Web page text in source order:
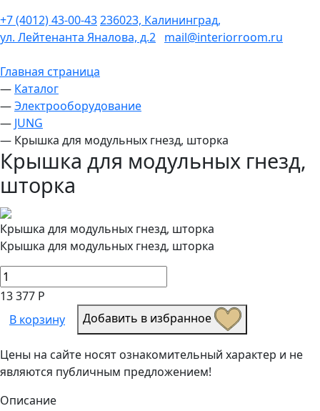
+7 (4012) 43-00-43236023, Калининград,
ул. Лейтенанта Яналова, д.2 mail@interiorroom.ru
Главная страница
— Каталог
—Электрооборудование
— JUNG
— Крышка для модульных гнезд, шторка
Крышка для модульных гнезд,
шторка
Крышка для модульных гнезд, шторка
Крышка для модульных гнезд, шторка
13 377 Р
В корзину
Добавить в избранное
Цены на сайте носят ознакомительный характер и не
являются публичным предложением!
Описание